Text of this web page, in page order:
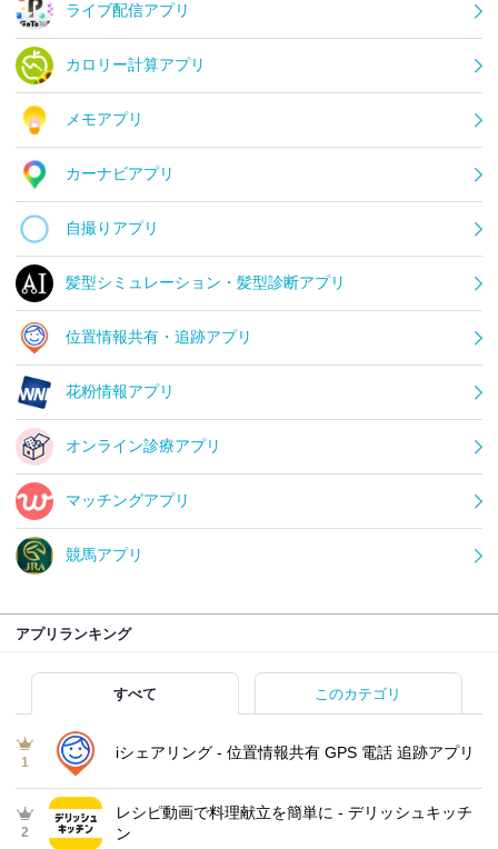
ライブ配信アプリ
カロリー計算アプリ
メモアプリ
カーナビアプリ
自撮りアプリ
髪型シミュレーション・髪型診断アプリ
位置情報共有・追跡アプリ
花粉情報アプリ
オンライン診療アプリ
マッチングアプリ
競馬アプリ
アプリランキング
すべて このカテゴリ
1
iシェアリング - 位置情報共有 GPS 電話 追跡アプリ
2
レシピ動画で料理献立を簡単‪に - デリッシュキッチ
ン